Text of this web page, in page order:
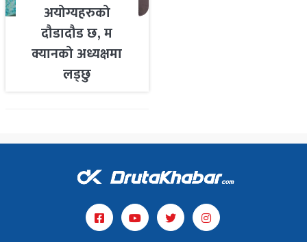
अयोग्यहरुको
दौडादौड छ, म
क्यानको अध्यक्षमा
लड्छु